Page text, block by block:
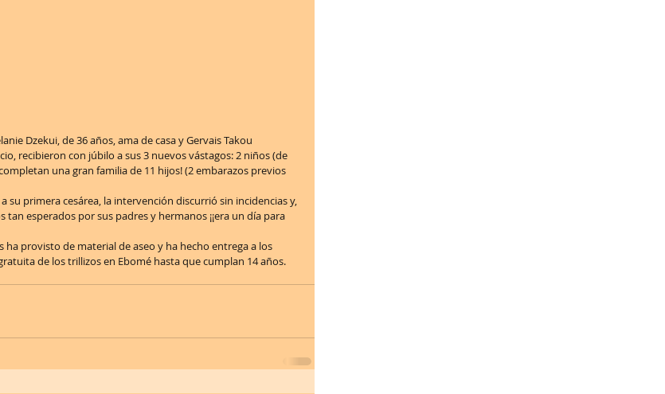
Dzekui, de 36 años, ama de casa y Gervais Takou
recibieron con júbilo a sus 3 nuevos vástagos: 2 niños (de
una gran familia de 11 hijos! (2 embarazos previos
primera cesárea, la intervención discurrió sin incidencias y,
esperados por sus padres y hermanos ¡¡era un día para
provisto de material de aseo y ha hecho entrega a los
de los trillizos en Ebomé hasta que cumplan 14 años.